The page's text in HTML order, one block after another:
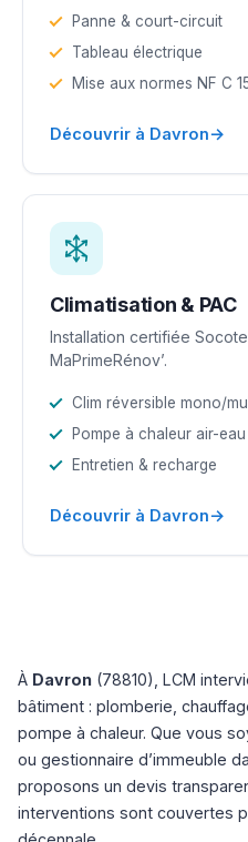
Panne & court-circuit
Tableau électrique
Mise aux normes NF C
Découvrir à Davron→
Climatisation & PAC
Installation certifiée
MaPrimeRénov’.
Clim réversible mono/
Pompe à chaleur air-eau
Entretien & recharge
Découvrir à Davron→
À Davron (78810), LCM
bâtiment : plomberie,
pompe à chaleur. Que vous
ou gestionnaire d’immeuble
proposons un devis
interventions sont couvertes